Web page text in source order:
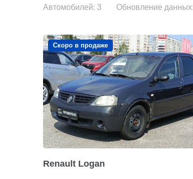
Автомобилей: 3 Обновление
Скоро в продаже
Renault Logan